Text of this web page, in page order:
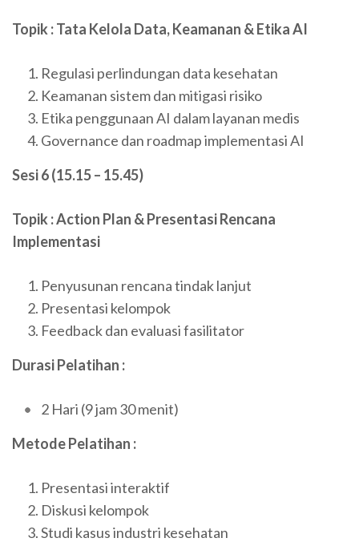
Topik : Tata Kelola Data, Keamanan & Etika AI
Regulasi perlindungan data kesehatan
Keamanan sistem dan mitigasi risiko
Etika penggunaan AI dalam layanan medis
Governance dan roadmap implementasi AI
Sesi 6 (15.15 – 15.45)
Topik : Action Plan & Presentasi Rencana
Implementasi
Penyusunan rencana tindak lanjut
Presentasi kelompok
Feedback dan evaluasi fasilitator
Durasi Pelatihan :
2 Hari (9 jam 30 menit)
Metode Pelatihan :
Presentasi interaktif
Diskusi kelompok
Studi kasus industri kesehatan